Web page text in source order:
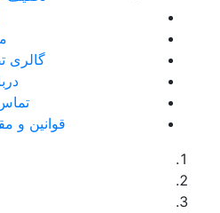
گالری
قوانین و